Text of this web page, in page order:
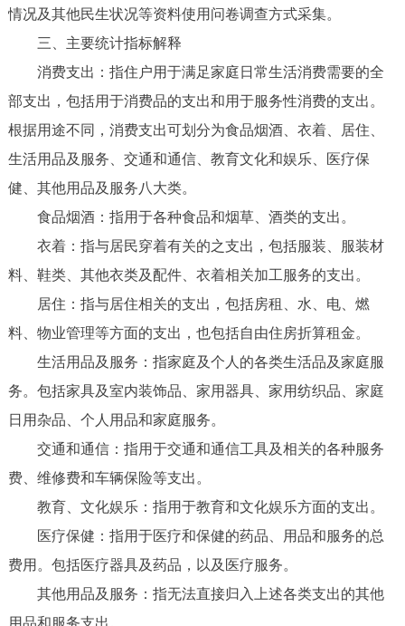
情况及其他民生状况等资料使用问卷调查方式采集。
三、主要统计指标解释
消费支出：指住户用于满足家庭日常生活消费需要的全
部支出，包括用于消费品的支出和用于服务性消费的支出。
根据用途不同，消费支出可划分为食品烟酒、衣着、居住、
生活用品及服务、交通和通信、教育文化和娱乐、医疗保
健、其他用品及服务八大类。
食品烟酒：指用于各种食品和烟草、酒类的支出。
衣着：指与居民穿着有关的之支出，包括服装、服装材
料、鞋类、其他衣类及配件、衣着相关加工服务的支出。
居住：指与居住相关的支出，包括房租、水、电、燃
料、物业管理等方面的支出，也包括自由住房折算租金。
生活用品及服务：指家庭及个人的各类生活品及家庭服
务。包括家具及室内装饰品、家用器具、家用纺织品、家庭
日用杂品、个人用品和家庭服务。
交通和通信：指用于交通和通信工具及相关的各种服务
费、维修费和车辆保险等支出。
教育、文化娱乐：指用于教育和文化娱乐方面的支出。
医疗保健：指用于医疗和保健的药品、用品和服务的总
费用。包括医疗器具及药品，以及医疗服务。
其他用品及服务：指无法直接归入上述各类支出的其他
用品和服务支出。